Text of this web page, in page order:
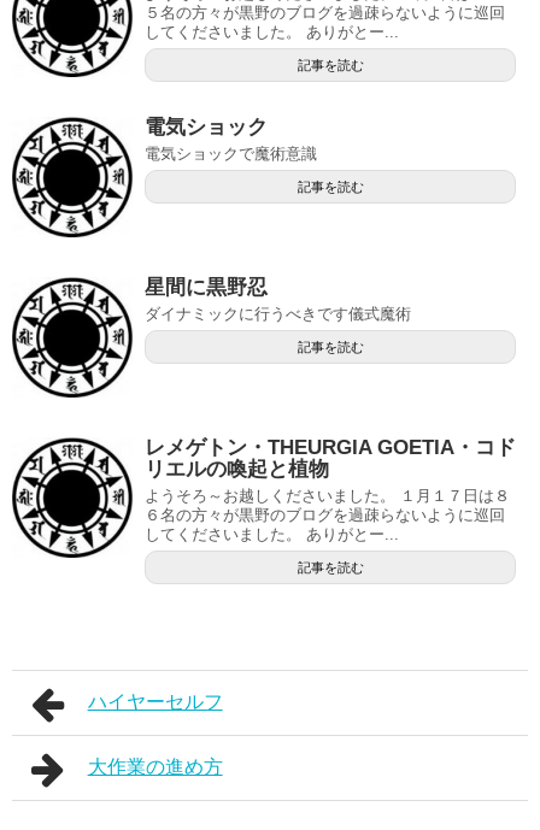
５名の方々が黒野のブログを過疎らないように巡回
してくださいました。 ありがとー...
記事を読む
電気ショック
電気ショックで魔術意識
記事を読む
星間に黒野忍
ダイナミックに行うべきです儀式魔術
記事を読む
レメゲトン・THEURGIA GOETIA・コド
リエルの喚起と植物
ようそろ～お越しくださいました。 １月１７日は８
６名の方々が黒野のブログを過疎らないように巡回
してくださいました。 ありがとー...
記事を読む
ハイヤーセルフ
大作業の進め方